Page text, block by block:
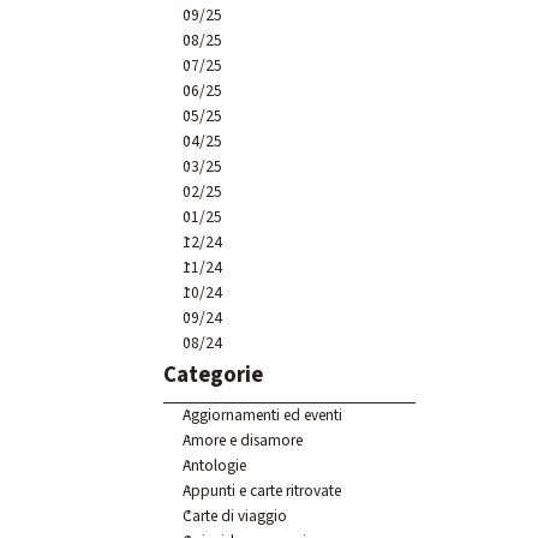
09/25
08/25
07/25
06/25
05/25
04/25
03/25
02/25
01/25
12/24
11/24
10/24
09/24
08/24
Salta blocco Categorie
Categorie
Aggiornamenti ed eventi
Amore e disamore
Antologie
Appunti e carte ritrovate
Carte di viaggio